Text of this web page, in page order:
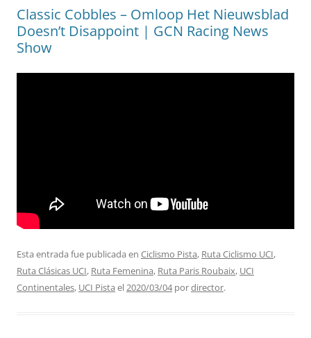
Classic Cobbles – Omloop Het Nieuwsblad
Doesn’t Disappoint | GCN Racing News
Show
Esta entrada fue publicada en Ciclismo Pista, Ruta Ciclismo UCI,
Ruta Clásicas UCI, Ruta Femenina, Ruta Paris Roubaix, UCI
Continentales, UCI Pista el2020/03/04pordirector.